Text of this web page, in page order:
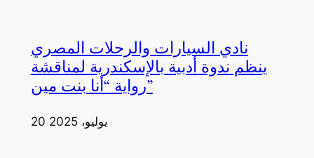
نادي السيارات والرحلات المصري
ينظم ندوة أدبية بالإسكندرية لمناقشة
رواية “أنا بنت مين”
20 يوليو، 2025